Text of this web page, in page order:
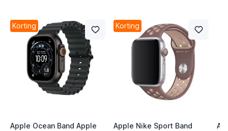
Korting
Apple Ocean Band Apple
Korting
Apple Nike Sport Band